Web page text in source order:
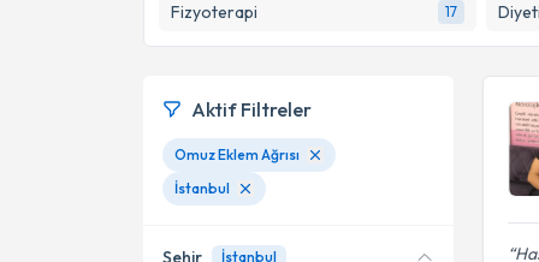
Fizyoterapi
17
Aktif Filtreler
Omuz Eklem Ağrısı
İstanbul
Şehir İstanbul